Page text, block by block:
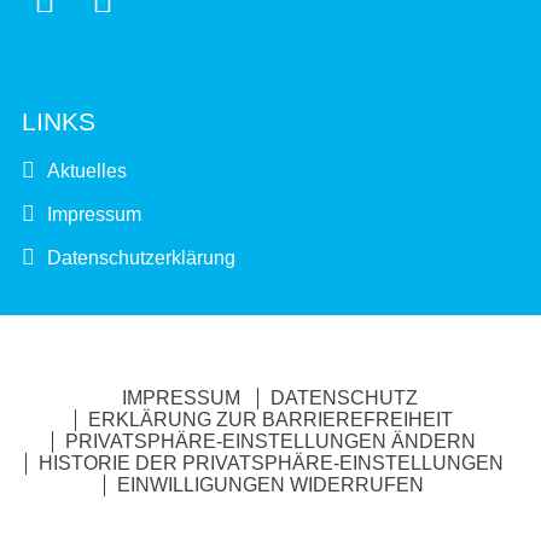
LINKS
Aktuelles
Impressum
Datenschutzerklärung
IMPRESSUM
DATENSCHUTZ
ERKLÄRUNG ZUR BARRIEREFREIHEIT
PRIVATSPHÄRE-EINSTELLUNGEN ÄNDERN
HISTORIE DER PRIVATSPHÄRE-EINSTELLUNGEN
EINWILLIGUNGEN WIDERRUFEN